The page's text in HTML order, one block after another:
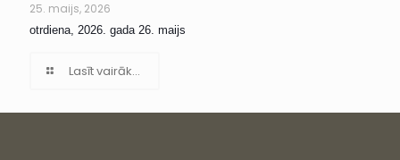
25. maijs, 2026
otrdiena, 2026. gada 26. maijs
Lasīt vairāk...